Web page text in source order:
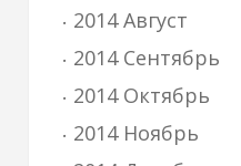
2014 Август
2014 Сентябрь
2014 Октябрь
2014 Ноябрь